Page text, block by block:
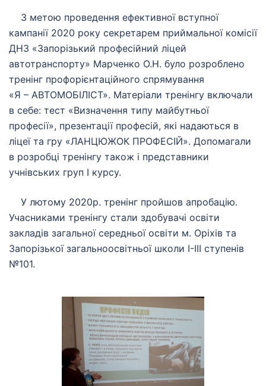
З метою проведення ефективної вступної
кампанії 2020 року секретарем приймальної комісії
ДНЗ «Запорізький професійний ліцей
автотранспорту» Марченко О.Н. було розроблено
тренінг профорієнтаційного спрямування
«Я – АВТОМОБІЛІСТ». Матеріали тренінгу включали
в себе: тест «Визначення типу майбутньої
професії», презентації професій, які надаються в
ліцеї та гру «ЛАНЦЮЖОК ПРОФЕСІЙ». Допомагали
в розробці тренінгу також і представники
учнівських груп І курсу.
У лютому 2020р. тренінг пройшов апробацію.
Учасниками тренінгу стали здобувачі освіти
закладів загальної середньої освіти м. Оріхів та
Запорізької загальноосвітньої школи І-ІІІ ступенів
№101.